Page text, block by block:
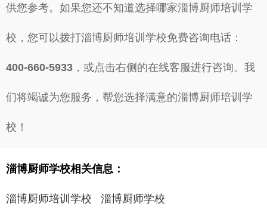
供您参考。如果您还不知道选择哪家淄博厨师培训学
校，您可以拨打淄博厨师培训学校免费咨询电话：
400-660-5933 ，或点击右侧的在线客服进行咨询。我
们将竭诚为您服务，帮您选择满意的淄博厨师培训学
校！
淄博厨师学校相关信息：
淄博厨师培训学校 淄博厨师学校